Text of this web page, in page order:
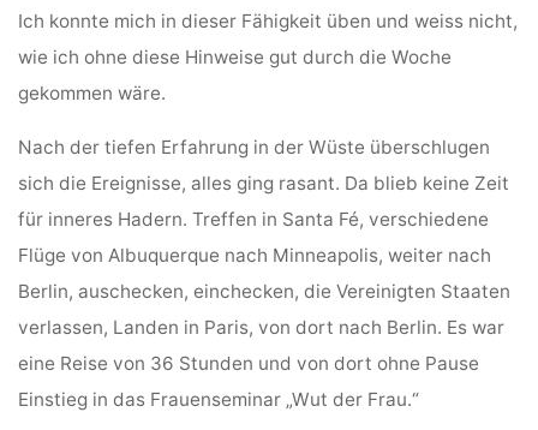
Ich konnte mich in dieser Fähigkeit üben und weiss nicht,
wie ich ohne diese Hinweise gut durch die Woche
gekommen wäre.
Nach der tiefen Erfahrung in der Wüste überschlugen
sich die Ereignisse, alles ging rasant. Da blieb keine Zeit
für inneres Hadern. Treffen in Santa Fé, verschiedene
Flüge von Albuquerque nach Minneapolis, weiter nach
Berlin, auschecken, einchecken, die Vereinigten Staaten
verlassen, Landen in Paris, von dort nach Berlin. Es war
eine Reise von 36 Stunden und von dort ohne Pause
Einstieg in das Frauenseminar „Wut der Frau.“